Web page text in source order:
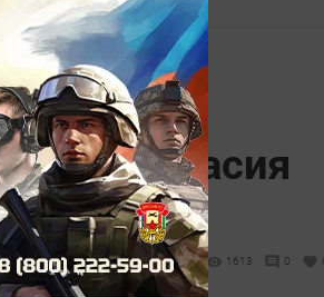
и Анастасия
1613 0